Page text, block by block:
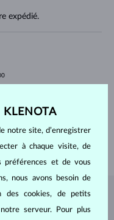
expédié.
KLENOTA
KLENOTA
notre site, d’enregistrer
à chaque visite, de
préférences et de vous
nous avons besoin de
des cookies, de petits
serveur. Pour plus